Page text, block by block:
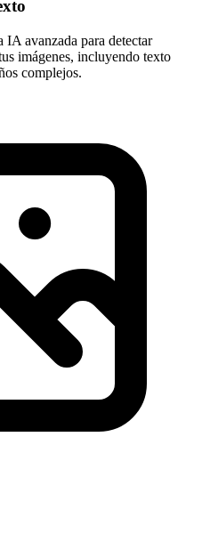
IA avanzada para detectar
imágenes, incluyendo texto
complejos.